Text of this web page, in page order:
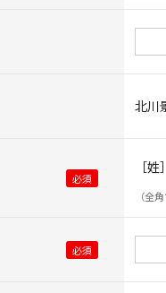
北川
［姓］
（全